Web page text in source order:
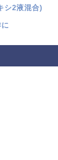
シ2液混合)